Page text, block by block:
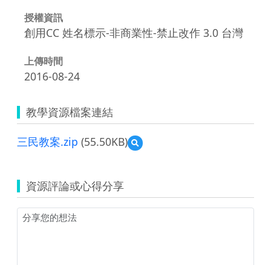
授權資訊
創用CC 姓名標示-非商業性-禁止改作 3.0 台灣
上傳時間
2016-08-24
教學資源檔案連結
三民教案.zip (55.50KB)
預
覽
案.zip
資源評論或心得分享